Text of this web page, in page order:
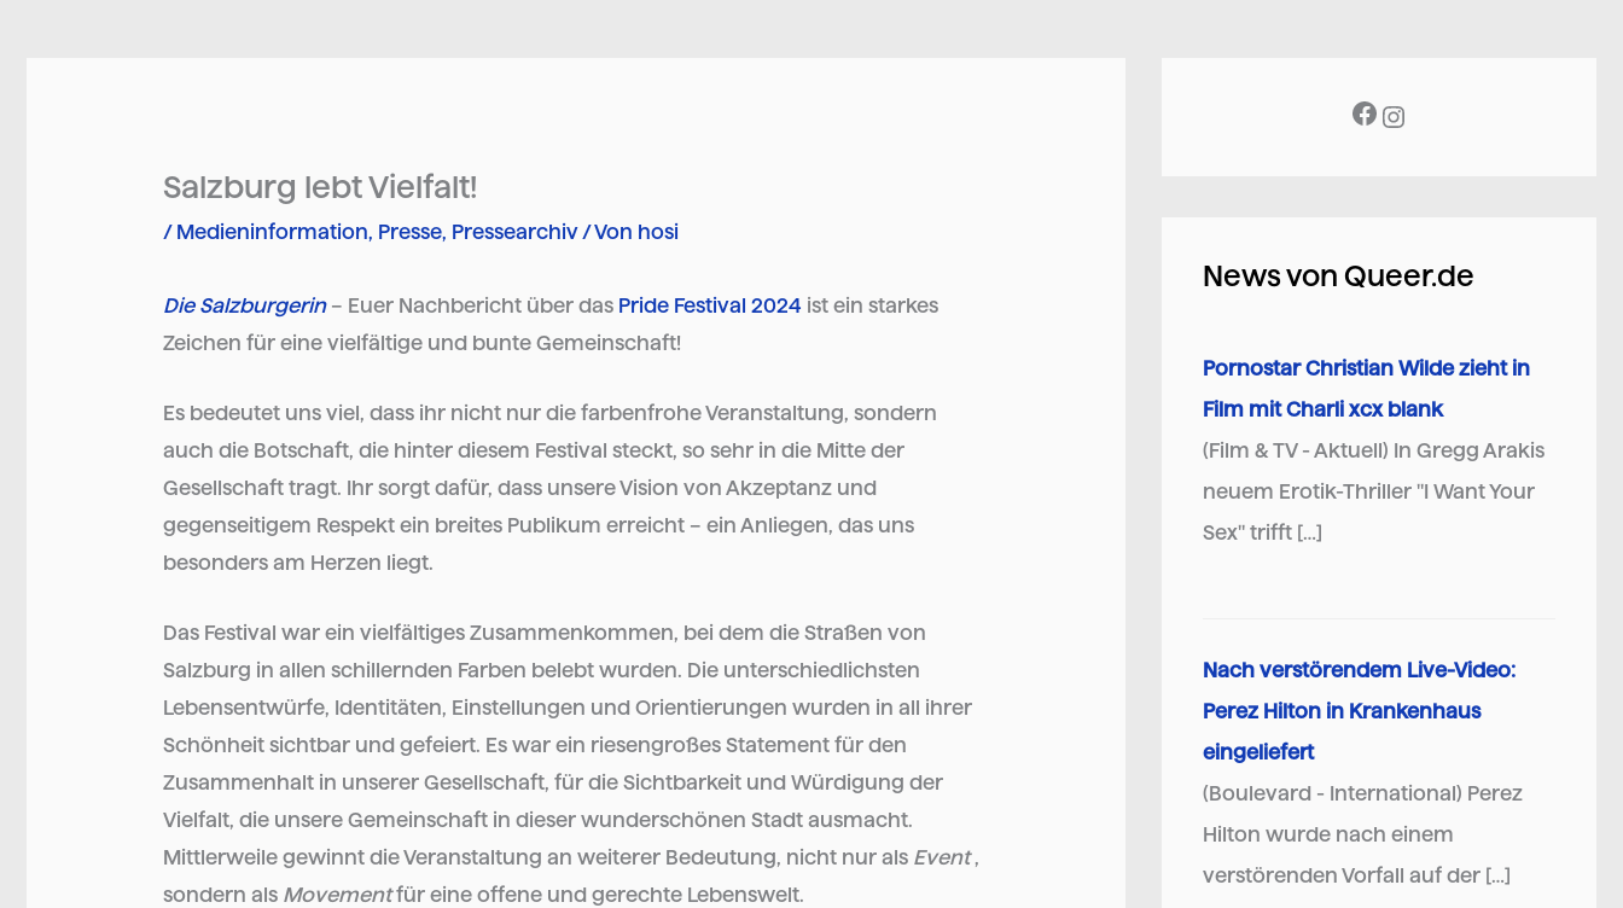
Salzburg lebt Vielfalt!
/ Medieninformation, Presse, Pressearchiv / Von hosi
Die Salzburgerin – Euer Nachbericht über das Pride Festival 2024 ist ein starkes
Zeichen für eine vielfältige und bunte Gemeinschaft!
Es bedeutet uns viel, dass ihr nicht nur die farbenfrohe Veranstaltung, sondern
auch die Botschaft, die hinter diesem Festival steckt, so sehr in die Mitte der
Gesellschaft tragt. Ihr sorgt dafür, dass unsere Vision von Akzeptanz und
gegenseitigem Respekt ein breites Publikum erreicht – ein Anliegen, das uns
besonders am Herzen liegt.
Das Festival war ein vielfältiges Zusammenkommen, bei dem die Straßen von
Salzburg in allen schillernden Farben belebt wurden. Die unterschiedlichsten
Lebensentwürfe, Identitäten, Einstellungen und Orientierungen wurden in all ihrer
Schönheit sichtbar und gefeiert. Es war ein riesengroßes Statement für den
Zusammenhalt in unserer Gesellschaft, für die Sichtbarkeit und Würdigung der
Vielfalt, die unsere Gemeinschaft in dieser wunderschönen Stadt ausmacht.
Mittlerweile gewinnt die Veranstaltung an weiterer Bedeutung, nicht nur als Event,
sondern als Movementfür eine offene und gerechte Lebenswelt.
News von Queer.de
Pornostar Christian Wilde zieht in
Film mit Charli xcx blank
(Film & TV - Aktuell) In Gregg Arakis
neuem Erotik-Thriller "I Want Your
Sex" trifft […]
Nach verstörendem Live-Video:
Perez Hilton in Krankenhaus
eingeliefert
(Boulevard - International) Perez
Hilton wurde nach einem
verstörenden Vorfall auf der […]